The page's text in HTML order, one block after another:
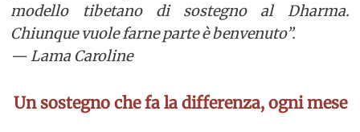
modello tibetano di sostegno al Dharma.
Chiunque vuole farne parte è benvenuto”.
— Lama Caroline
Un sostegno che fa la differenza, ogni mese